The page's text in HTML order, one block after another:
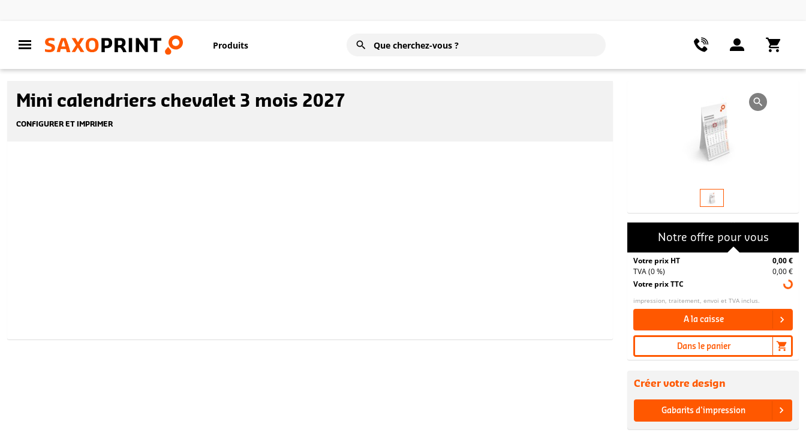
Produits
Mini calendriers chevalet 3 mois 2027
CONFIGURER ET IMPRIMER
Notre offre pour vous
Votre prix HT
0,00 €
TVA (0 %)
0,00 €
Votre prix TTC
impression, traitement, envoi et TVA inclus.
A la caisse
Dans le panier
Créer votre design
Gabarits d'impression